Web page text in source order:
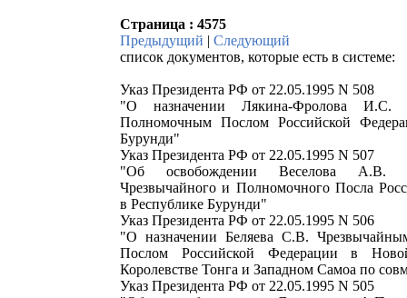
Страница : 4575
Предыдущий |Следующий
список документов, которые есть в системе:
Указ Президента РФ от 22.05.1995 N 508
"О назначении Лякина-Фролова И.С.
Полномочным Послом Российской
Бурунди"
Указ Президента РФ от 22.05.1995 N 507
"Об освобождении Веселова А.В.
Чрезвычайного и Полномочного Посла
в Республике Бурунди"
Указ Президента РФ от 22.05.1995 N 506
"О назначении Беляева С.В.
Послом Российской Федерации в
Королевстве Тонга и Западном Самоа по
Указ Президента РФ от 22.05.1995 N 505